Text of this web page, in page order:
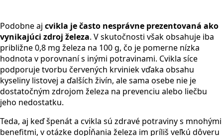
Podobne aj cvikla je často nesprávne prezentovaná ako
vynikajúci zdroj železa. V skutočnosti však obsahuje iba
približne 0,8 mg železa na 100 g, čo je pomerne nízka
hodnota v porovnaní s inými potravinami. Cvikla síce
podporuje tvorbu červených krviniek vďaka obsahu
kyseliny listovej a ďalších živín, ale sama osebe nie je
dostatočným zdrojom železa na prevenciu alebo liečbu
jeho nedostatku.
Teda, aj keď špenát a cvikla sú zdravé potraviny s mnohými
benefitmi, v otázke dopĺňania železa im príliš veľkú dôveru